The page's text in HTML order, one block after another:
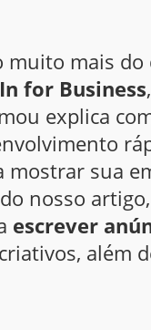
mais do
for Business
explica
sua
nosso
escrever
além